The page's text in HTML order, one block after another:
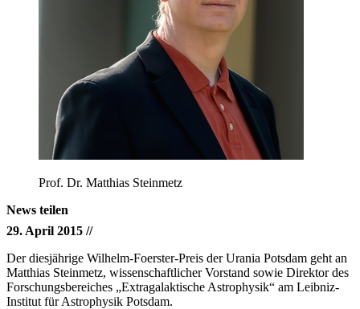
Prof. Dr. Matthias Steinmetz
News teilen
29. April 2015 //
Der diesjährige Wilhelm-Foerster-Preis der Urania Potsdam geht an
Matthias Steinmetz, wissenschaftlicher Vorstand sowie Direktor des
Forschungsbereiches „Extragalaktische Astrophysik“ am Leibniz-
Institut für Astrophysik Potsdam.